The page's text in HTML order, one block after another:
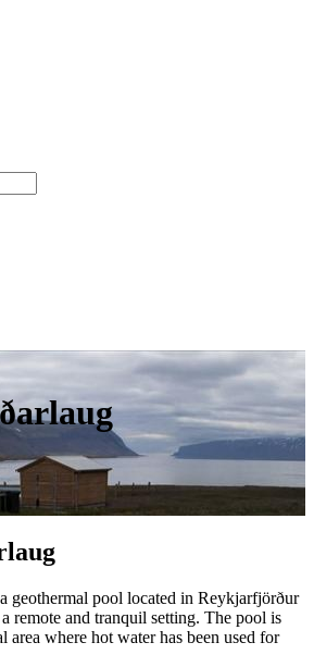
geothermal pool located in Reykjarfjörður
remote and tranquil setting. The pool is
area where hot water has been used for